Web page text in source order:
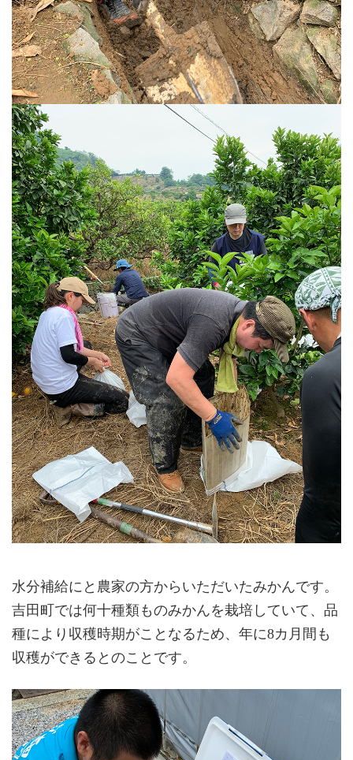
水分補給にと農家の方からいただいたみかんです。
吉田町では何十種類ものみかんを栽培していて、品
種により収穫時期がことなるため、年に8カ月間も
収穫ができるとのことです。